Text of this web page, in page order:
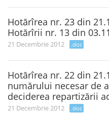
Hotărîrea nr. 23 din
Hotărîrii nr. 13 din
21 Decembrie 2012 .doc
Hotărîrea nr. 22 din
numărului necesar de
deciderea repartizării
21 Decembrie 2012 .doc